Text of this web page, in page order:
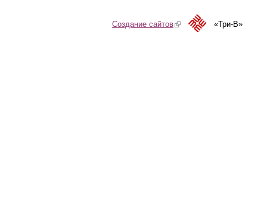
Создание сайтов(link is external)«Три-В»